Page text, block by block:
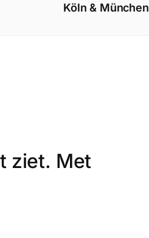
Köln & München
ziet. Met